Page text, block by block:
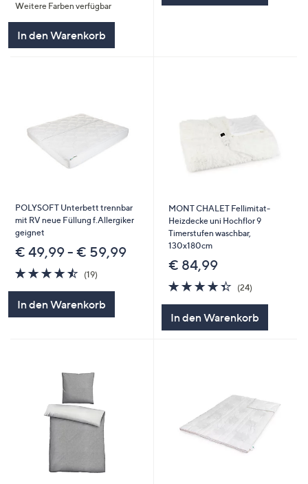
5
Weitere Farben verfügbar
In den Warenkorb
POLYSOFT Unterbett trennbar
mit RV neue Füllung f.Allergiker
geignet
€ 49,99 - € 59,99
4.5
von
(19)19
In den Warenkorb
MONT CHALET Fellimitat-
Heizdecke uni Hochflor 9
Timerstufen waschbar,
130x180cm
€ 84,99
4.3
von
(24)24
In den Warenkorb